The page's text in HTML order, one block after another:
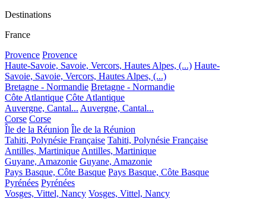
Destinations
France
Provence Provence
Haute-Savoie, Savoie, Vercors, Hautes Alpes, (...) Haute-
Savoie, Savoie, Vercors, Hautes Alpes, (...)
Bretagne - Normandie Bretagne - Normandie
Côte Atlantique Côte Atlantique
Auvergne, Cantal... Auvergne, Cantal...
Corse Corse
Île de la Réunion Île de la Réunion
Tahiti, Polynésie Française Tahiti, Polynésie Française
Antilles, Martinique Antilles, Martinique
Guyane, Amazonie Guyane, Amazonie
Pays Basque, Côte Basque Pays Basque, Côte Basque
Pyrénées Pyrénées
Vosges, Vittel, Nancy Vosges, Vittel, Nancy